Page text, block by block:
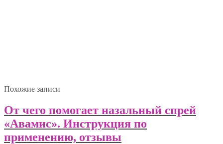
Похожие записи
От чего помогает назальный спрей
«Авамис». Инструкция по
применению, отзывы